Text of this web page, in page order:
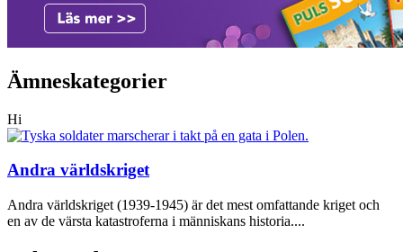
Ämneskategorier
Hi
Andra världskriget
Andra världskriget (1939-1945) är det mest omfattande kriget och
en av de värsta katastroferna i människans historia....